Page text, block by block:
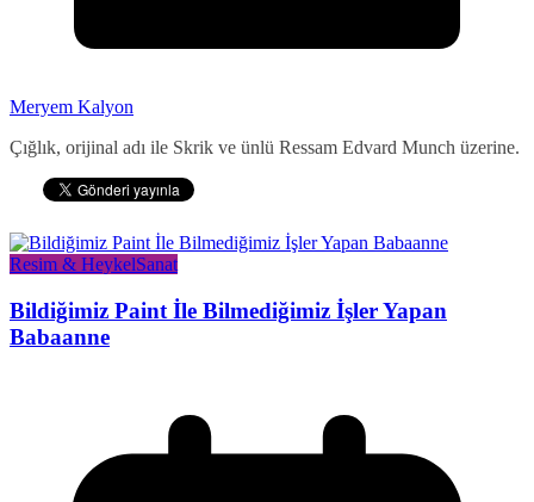
Meryem Kalyon
Çığlık, orijinal adı ile Skrik ve ünlü Ressam Edvard Munch üzerine.
Resim & HeykelSanat
Bildiğimiz Paint İle Bilmediğimiz İşler Yapan
Babaanne